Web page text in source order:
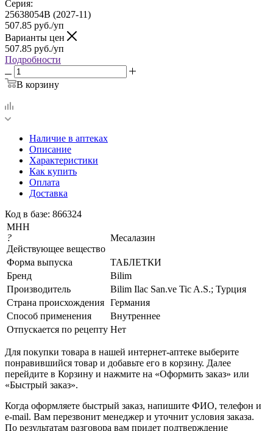
Серия:
25638054В (2027-11)
507.85 руб./уп
Варианты цен
507.85 руб./уп
Подробности
В корзину
Наличие в аптеках
Описание
Характеристики
Как купить
Оплата
Доставка
Код в базе: 866324
МНН
?
Действующее вещество
Месалазин
Форма выпуска
ТАБЛЕТКИ
Бренд
Bilim
Производитель
Bilim Ilac San.ve Tic A.S.; Турция
Страна происхождения Германия
Способ применения
Внутреннее
Отпускается по рецепту Нет
Для покупки товара в нашей интернет-аптеке выберите
понравившийся товар и добавьте его в корзину. Далее
перейдите в Корзину и нажмите на «Оформить заказ» или
«Быстрый заказ».
Когда оформляете быстрый заказ, напишите ФИО, телефон и
e-mail. Вам перезвонит менеджер и уточнит условия заказа.
По результатам разговора вам придет подтверждение